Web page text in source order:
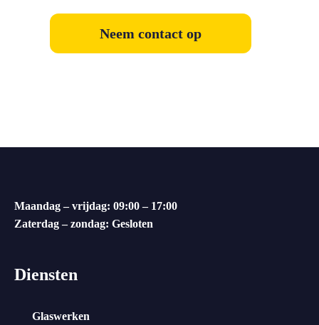
Neem contact op
Maandag – vrijdag: 09:00 – 17:00
Zaterdag – zondag: Gesloten
Diensten
Glaswerken